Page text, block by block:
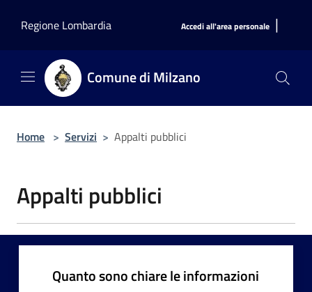
Regione Lombardia
Accedi all'area personale |
Comune di Milzano
Home > Servizi > Appalti pubblici
Appalti pubblici
Quanto sono chiare le informazioni